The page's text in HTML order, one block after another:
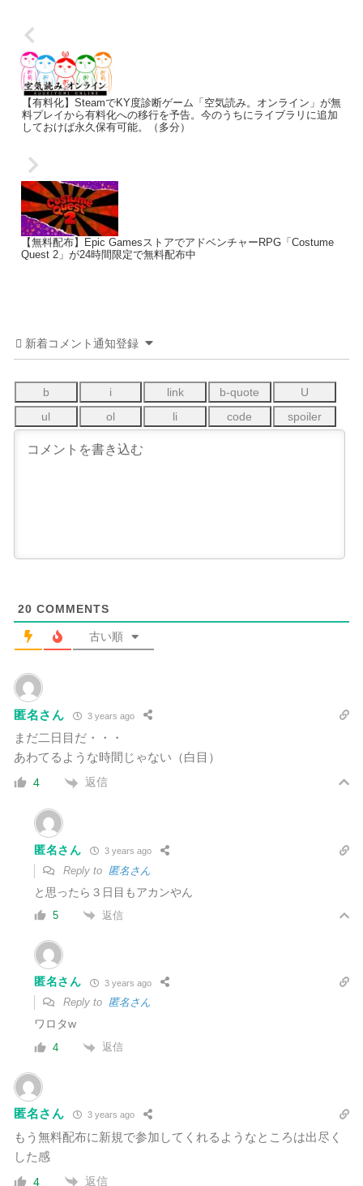
【有料化】SteamでKY度診断ゲーム「空気読み。オンライン」が無
料プレイから有料化への移行を予告。今のうちにライブラリに追加
しておけば永久保有可能。（多分）
【無料配布】Epic GamesストアでアドベンチャーRPG「Costume
Quest 2」が24時間限定で無料配布中
新着コメント通知登録
20 COMMENTS
古い順
匿名さん 3 years ago
まだ二日目だ・・・
あわてるような時間じゃない（白目）
4 返信
匿名さん 3 years ago
Reply to 匿名さん
と思ったら３日目もアカンやん
5 返信
匿名さん 3 years ago
Reply to 匿名さん
ワロタw
4 返信
匿名さん 3 years ago
もう無料配布に新規で参加してくれるようなところは出尽く
した感
4 返信